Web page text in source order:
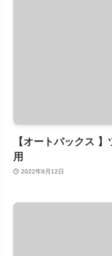
【オートバックス
用
2022年9月12日